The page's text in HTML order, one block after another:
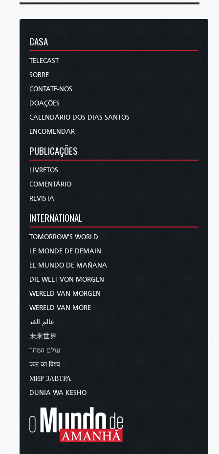
CASA
TELECAST
SOBRE
CONTATE-NOS
DOAÇÕES
CALENDÁRIO DOS DIAS SANTOS
ENCOMENDAR
PUBLICAÇÕES
LIVRETOS
COMENTÁRIO
REVISTA
INTERNATIONAL
TOMORROW'S WORLD
LE MONDE DE DEMAIN
EL MUNDO DE MAÑANA
DIE WELT VON MORGEN
WERELD VAN MORGEN
WERELD VAN MORE
عالم الغد
未来世界
עולם המחר
कल का विश्व
МИР ЗАВТРА
DUNIA WA KESHO